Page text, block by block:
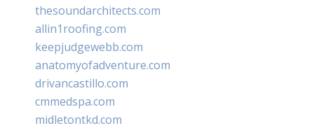
thesoundarchitects.com
allin1roofing.com
keepjudgewebb.com
anatomyofadventure.com
drivancastillo.com
cmmedspa.com
midletontkd.com